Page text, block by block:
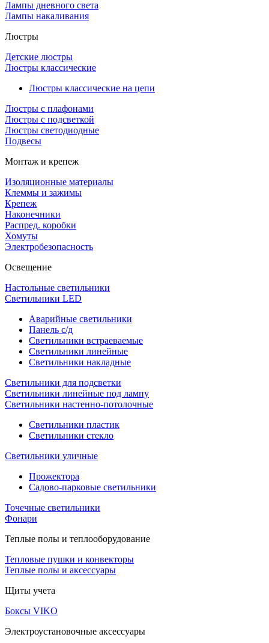
Лампы дневного света
Лампы накаливания
Люстры
Детские люстры
Люстры классические
Люстры классические на цепи
Люстры с плафонами
Люстры с подсветкой
Люстры светодиодные
Подвесы
Монтаж и крепеж
Изоляционные материалы
Клеммы и зажимы
Крепеж
Наконечники
Распред. коробки
Хомуты
Электробезопасность
Освещение
Настольные светильники
Светильники LED
Аварийные светильники
Панель с/д
Светильники встраеваемые
Светильники линейные
Светильники накладные
Светильники для подсветки
Светильники линейные под лампу
Светильники настенно-потолочные
Светильники плаcтик
Светильники стекло
Светильники уличные
Прожектора
Садово-парковые светильники
Точечные светильники
Фонари
Теплые полы и теплооборудование
Тепловые пушки и конвекторы
Теплые полы и аксессуары
Щиты учета
Боксы VIKO
Электроустановочные аксессуары